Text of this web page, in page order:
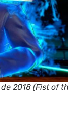
2018 (Fist of